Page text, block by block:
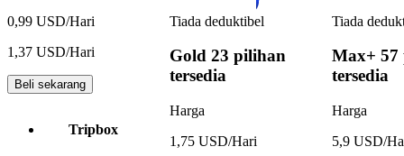
0,99 USD/Hari
1,37 USD/Hari
Beli sekarang
Tripbox
Tiada deduktibel
Gold 23 pilihan
tersedia
Harga
1,75 USD/Hari
Tiada
Max+ 57
tersedia
Harga
5,9 USD/